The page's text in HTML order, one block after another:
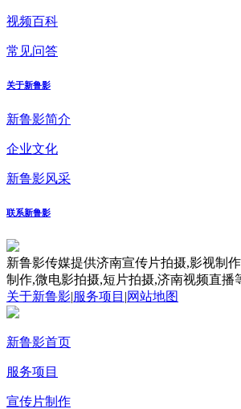
视频百科
常见问答
关于新鲁影
新鲁影简介
企业文化
新鲁影风采
联系新鲁影
新鲁影传媒提供济南宣传片拍摄,影视制
制作,微电影拍摄,短片拍摄,济南视频直播
关于新鲁影|服务项目 |网站地图
新鲁影首页
服务项目
宣传片制作